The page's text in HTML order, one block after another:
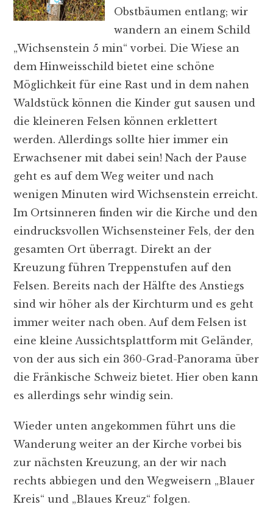
Obstbäumen entlang; wir
wandern an einem Schild
„Wichsenstein 5 min“ vorbei. Die Wiese an
dem Hinweisschild bietet eine schöne
Möglichkeit für eine Rast und in dem nahen
Waldstück können die Kinder gut sausen und
die kleineren Felsen können erklettert
werden. Allerdings sollte hier immer ein
Erwachsener mit dabei sein! Nach der Pause
geht es auf dem Weg weiter und nach
wenigen Minuten wird Wichsenstein erreicht.
Im Ortsinneren finden wir die Kirche und den
eindrucksvollen Wichsensteiner Fels, der den
gesamten Ort überragt. Direkt an der
Kreuzung führen Treppenstufen auf den
Felsen. Bereits nach der Hälfte des Anstiegs
sind wir höher als der Kirchturm und es geht
immer weiter nach oben. Auf dem Felsen ist
eine kleine Aussichtsplattform mit Geländer,
von der aus sich ein 360-Grad-Panorama über
die Fränkische Schweiz bietet. Hier oben kann
es allerdings sehr windig sein.
Wieder unten angekommen führt uns die
Wanderung weiter an der Kirche vorbei bis
zur nächsten Kreuzung, an der wir nach
rechts abbiegen und den Wegweisern „Blauer
Kreis“ und „Blaues Kreuz“ folgen.